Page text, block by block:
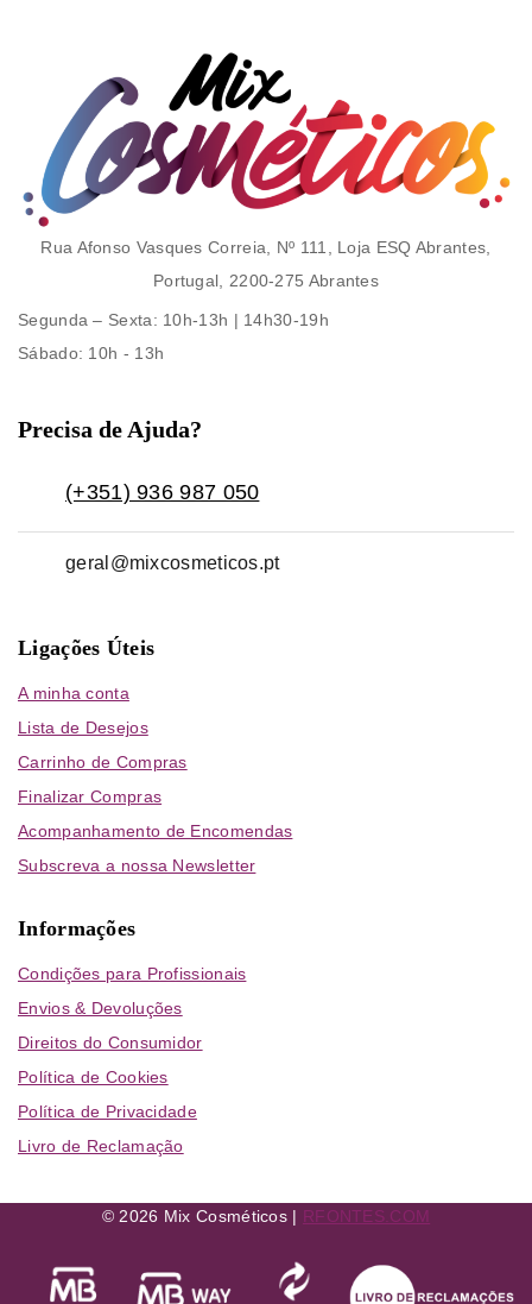
Rua Afonso Vasques Correia, Nº 111, Loja ESQ Abrantes,
Portugal, 2200-275 Abrantes
Segunda – Sexta: 10h-13h | 14h30-19h
Sábado: 10h - 13h
Precisa de Ajuda?
(+351) 936 987 050
geral@mixcosmeticos.pt
Ligações Úteis
A minha conta
Lista de Desejos
Carrinho de Compras
Finalizar Compras
Acompanhamento de Encomendas
Subscreva a nossa Newsletter
Informações
Condições para Profissionais
Envios & Devoluções
Direitos do Consumidor
Política de Cookies
Política de Privacidade
Livro de Reclamação
© 2026 Mix Cosméticos | RFONTES.COM